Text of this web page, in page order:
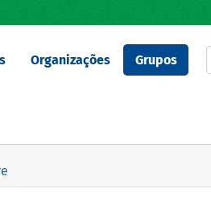
Organizações Grupos